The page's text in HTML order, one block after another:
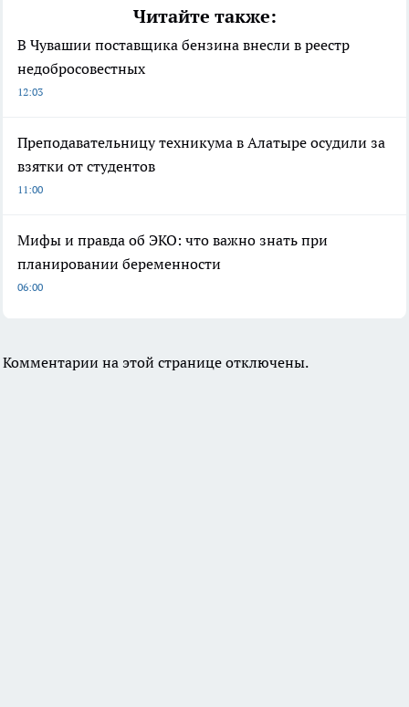
Читайте также:
В Чувашии поставщика бензина внесли в реестр
недобросовестных
12:03
Преподавательницу техникума в Алатыре осудили за
взятки от студентов
11:00
Мифы и правда об ЭКО: что важно знать при
планировании беременности
06:00
Комментарии на этой странице отключены.